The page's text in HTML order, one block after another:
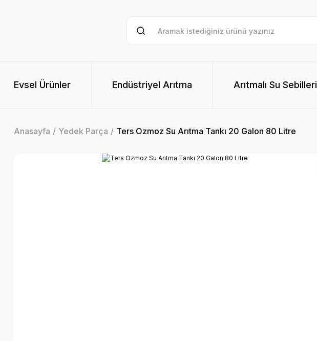
Evsel Ürünler Endüstriyel Arıtma Arıtmalı Su Sebilleri
Anasayfa Yedek Parça Ters Ozmoz Su Arıtma Tankı 20 Galon 80 Litre